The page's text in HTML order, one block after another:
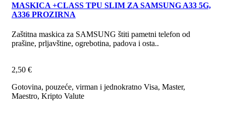
MASKICA +CLASS TPU SLIM ZA SAMSUNG A33 5G,
A336 PROZIRNA
Zaštitna maskica za SAMSUNG štiti pametni telefon od
prašine, prljavštine, ogrebotina, padova i osta..
2,50 €
Gotovina, pouzeće, virman i jednokratno Visa, Master,
Maestro, Kripto Valute